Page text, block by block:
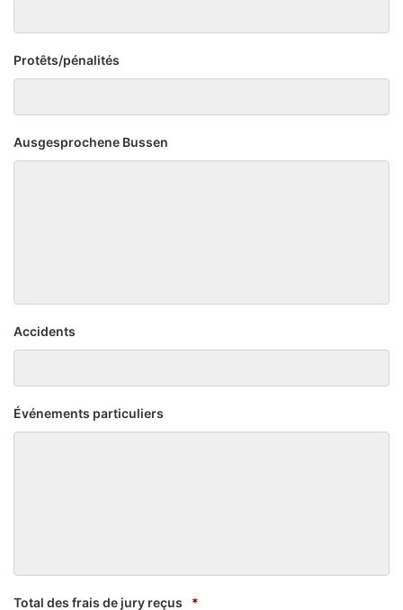
Protêts/pénalités
Ausgesprochene Bussen
Accidents
Événements particuliers
Total des frais de jury reçus *